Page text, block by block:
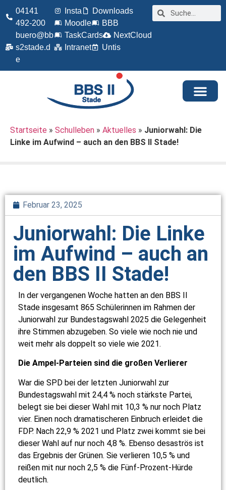
04141
492-200
buero@bb
s2stade.d
e
Insta
Downloads
Moodle
BBB
TaskCards
NextCloud
Intranet
Untis
Startseite » Schulleben » Aktuelles » Juniorwahl: Die
Linke im Aufwind – auch an den BBS II Stade!
Februar 23, 2025
Juniorwahl: Die Linke
im Aufwind – auch an
den BBS II Stade!
In der vergangenen Woche hatten an den BBS II
Stade insgesamt 865 Schülerinnen im Rahmen der
Juniorwahl zur Bundestagswahl 2025 die Gelegenheit
ihre Stimmen abzugeben. So viele wie noch nie und
weit mehr als doppelt so viele wie 2021.
Die Ampel-Parteien sind die großen Verlierer
War die SPD bei der letzten Juniorwahl zur
Bundestagswahl mit 24,4 % noch stärkste Partei,
belegt sie bei dieser Wahl mit 10,3 % nur noch Platz
vier. Einen noch dramatischeren Einbruch erleidet die
FDP. Nach 22,9 % 2021 und Platz zwei kommt sie bei
dieser Wahl auf nur noch 4,8 %. Ebenso desaströs ist
das Ergebnis der Grünen. Sie verlieren 10,5 % und
reißen mit nur noch 2,5 % die Fünf-Prozent-Hürde
deutlich.